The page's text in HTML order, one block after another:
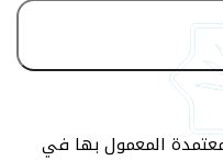
المعمول بها في